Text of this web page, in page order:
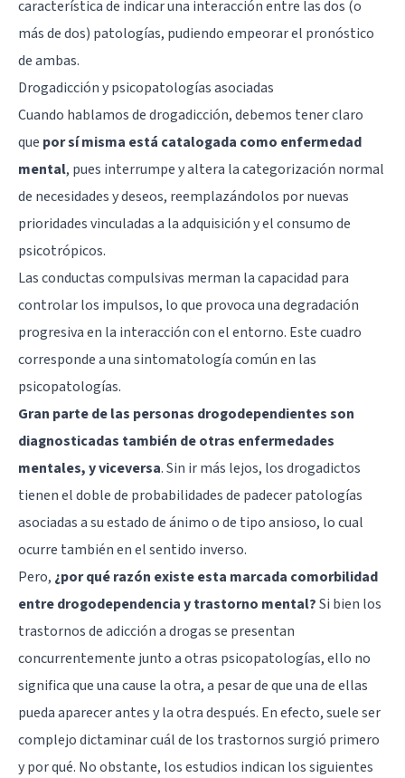
característica de indicar una interacción entre las dos (o
más de dos) patologías, pudiendo empeorar el pronóstico
de ambas.
Drogadicción y psicopatologías asociadas
Cuando hablamos de drogadicción, debemos tener claro
que por sí misma está catalogada como enfermedad
mental, pues interrumpe y altera la categorización normal
de necesidades y deseos, reemplazándolos por nuevas
prioridades vinculadas a la adquisición y el consumo de
psicotrópicos.
Las conductas compulsivas merman la capacidad para
controlar los impulsos, lo que provoca una degradación
progresiva en la interacción con el entorno. Este cuadro
corresponde a una sintomatología común en las
psicopatologías.
Gran parte de las personas drogodependientes son
diagnosticadas también de otras enfermedades
mentales, y viceversa. Sin ir más lejos, los drogadictos
tienen el doble de probabilidades de padecer patologías
asociadas a su estado de ánimo o de tipo ansioso, lo cual
ocurre también en el sentido inverso.
Pero, ¿por qué razón existe esta marcada comorbilidad
entre drogodependencia y trastorno mental?Si bien los
trastornos de adicción a drogas se presentan
concurrentemente junto a otras psicopatologías, ello no
significa que una cause la otra, a pesar de que una de ellas
pueda aparecer antes y la otra después. En efecto, suele ser
complejo dictaminar cuál de los trastornos surgió primero
y por qué. No obstante, los estudios indican los siguientes